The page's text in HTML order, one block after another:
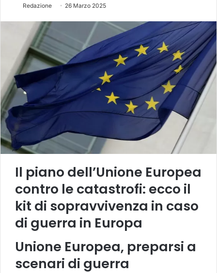
Redazione 26 Marzo 2025
Il piano dell’Unione Europea
contro le catastrofi: ecco il
kit di sopravvivenza in caso
di guerra in Europa
Unione Europea, preparsi a
scenari di guerra